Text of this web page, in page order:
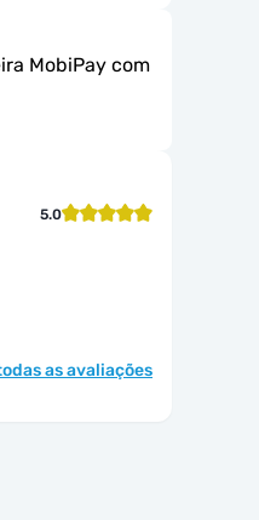
MobiPay com
5.0
as avaliações